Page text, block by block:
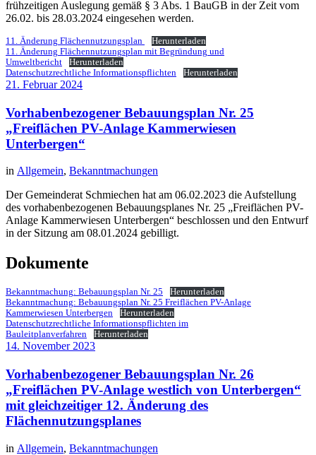
frühzeitigen Auslegung gemäß § 3 Abs. 1 BauGB in der Zeit vom
26.02. bis 28.03.2024 eingesehen werden.
11. Änderung Flächennutzungsplan
Herunterladen
11. Änderung Flächennutzungsplan mit Begründung und
Umweltbericht
Herunterladen
Datenschutzrechtliche Informationspflichten
Herunterladen
21. Februar 2024
Vorhabenbezogener Bebauungsplan Nr. 25
„Freiflächen PV-Anlage Kammerwiesen
Unterbergen“
in Allgemein, Bekanntmachungen
Der Gemeinderat Schmiechen hat am 06.02.2023 die Aufstellung
des vorhabenbezogenen Bebauungsplanes Nr. 25 „Freiflächen PV-
Anlage Kammerwiesen Unterbergen“ beschlossen und den Entwurf
in der Sitzung am 08.01.2024 gebilligt.
Dokumente
Bekanntmachung: Bebauungsplan Nr. 25
Herunterladen
Bekanntmachung: Bebauungsplan Nr. 25 Freiflächen PV-Anlage
Kammerwiesen Unterbergen
Herunterladen
Datenschutzrechtliche Informationspflichten im
Bauleitplanverfahren
Herunterladen
14. November 2023
Vorhabenbezogener Bebauungsplan Nr. 26
„Freiflächen PV-Anlage westlich von Unterbergen“
mit gleichzeitiger 12. Änderung des
Flächennutzungsplanes
in Allgemein, Bekanntmachungen